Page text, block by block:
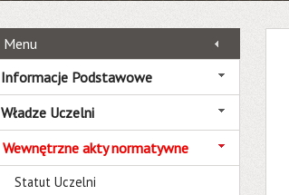
Menu
Informacje Podstawowe
Władze Uczelni
Wewnętrzne akty normatywne
Statut Uczelni